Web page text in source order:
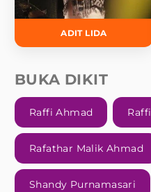
ADIT LIDA
BUKA DIKIT
Raffi Ahmad Raffi
Rafathar Malik Ahmad
Shandy Purnamasari